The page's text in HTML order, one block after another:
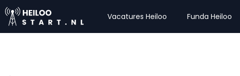
Vacatures Heiloo Funda Heiloo